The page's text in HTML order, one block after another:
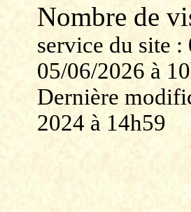
Nombre de
service du site
05/06/2026 à
Dernière
2024 à 14h59